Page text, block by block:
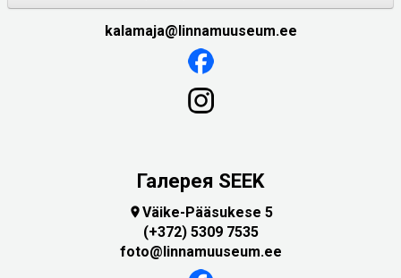
kalamaja@linnamuuseum.ee
Галерея SEEK
Väike-Pääsukese 5
(+372) 5309 7535
foto@linnamuuseum.ee